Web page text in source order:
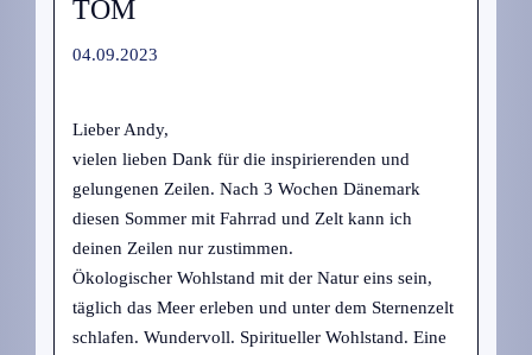
TOM
04.09.2023
Lieber Andy,
vielen lieben Dank für die inspirierenden und
gelungenen Zeilen. Nach 3 Wochen Dänemark
diesen Sommer mit Fahrrad und Zelt kann ich
deinen Zeilen nur zustimmen.
Ökologischer Wohlstand mit der Natur eins sein,
täglich das Meer erleben und unter dem Sternenzelt
schlafen. Wundervoll. Spiritueller Wohlstand. Eine